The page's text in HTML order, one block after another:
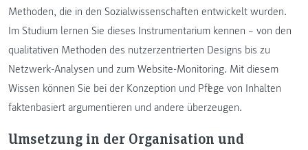
Methoden, die in den Sozialwissenschaften entwickelt wurden.
Im Studium lernen Sie dieses Instrumentarium kennen – von den
qualitativen Methoden des nutzerzentrierten Designs bis zu
Netzwerk-Analysen und zum Website-Monitoring. Mit diesem
Wissen können Sie bei der Konzeption und Pflege von Inhalten
faktenbasiert argumentieren und andere überzeugen.
Umsetzung in der Organisation und